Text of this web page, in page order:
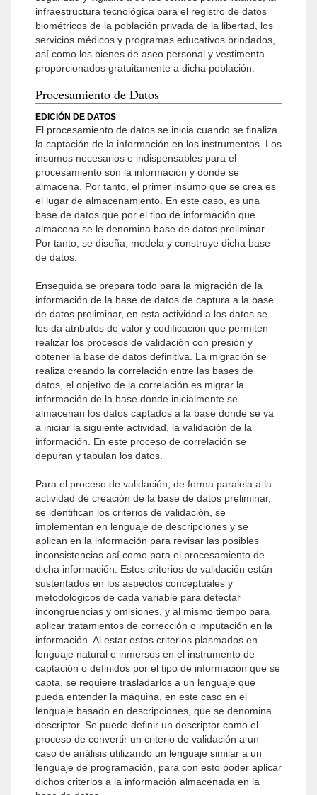
infraestructura tecnológica para el registro de datos
biométricos de la población privada de la libertad, los
servicios médicos y programas educativos brindados,
así como los bienes de aseo personal y vestimenta
proporcionados gratuitamente a dicha población.
Procesamiento de Datos
EDICIÓN DE DATOS
El procesamiento de datos se inicia cuando se finaliza
la captación de la información en los instrumentos. Los
insumos necesarios e indispensables para el
procesamiento son la información y donde se
almacena. Por tanto, el primer insumo que se crea es
el lugar de almacenamiento. En este caso, es una
base de datos que por el tipo de información que
almacena se le denomina base de datos preliminar.
Por tanto, se diseña, modela y construye dicha base
de datos.
Enseguida se prepara todo para la migración de la
información de la base de datos de captura a la base
de datos preliminar, en esta actividad a los datos se
les da atributos de valor y codificación que permiten
realizar los procesos de validación con presión y
obtener la base de datos definitiva. La migración se
realiza creando la correlación entre las bases de
datos, el objetivo de la correlación es migrar la
información de la base donde inicialmente se
almacenan los datos captados a la base donde se va
a iniciar la siguiente actividad, la validación de la
información. En este proceso de correlación se
depuran y tabulan los datos.
Para el proceso de validación, de forma paralela a la
actividad de creación de la base de datos preliminar,
se identifican los criterios de validación, se
implementan en lenguaje de descripciones y se
aplican en la información para revisar las posibles
inconsistencias así como para el procesamiento de
dicha información. Estos criterios de validación están
sustentados en los aspectos conceptuales y
metodológicos de cada variable para detectar
incongruencias y omisiones, y al mismo tiempo para
aplicar tratamientos de corrección o imputación en la
información. Al estar estos criterios plasmados en
lenguaje natural e inmersos en el instrumento de
captación o definidos por el tipo de información que se
capta, se requiere trasladarlos a un lenguaje que
pueda entender la máquina, en este caso en el
lenguaje basado en descripciones, que se denomina
descriptor. Se puede definir un descriptor como el
proceso de convertir un criterio de validación a un
caso de análisis utilizando un lenguaje similar a un
lenguaje de programación, para con esto poder aplicar
dichos criterios a la información almacenada en la